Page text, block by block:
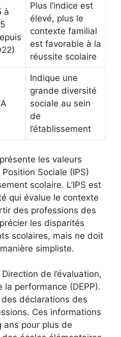
à
Plus l’indice est
élevé, plus le
contexte familial
est favorable à la
réussite scolaire
Indique une
grande diversité
sociale au sein
de
l’établissement
les valeurs
Sociale (IPS)
scolaire. L’IPS est
qui évalue le contexte
des professions des
les disparités
scolaires, mais ne doit
simpliste.
de l’évaluation,
performance (DEPP).
déclarations des
Ces informations
ans pour plus de